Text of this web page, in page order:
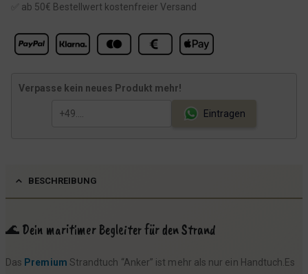
✅ ab 50€ Bestellwert kostenfreier Versand
Verpasse kein neues Produkt mehr!
Eintragen
BESCHREIBUNG
🌊 Dein maritimer Begleiter für den Strand
Das Premium Strandtuch “Anker” ist mehr als nur ein Handtuch.Es